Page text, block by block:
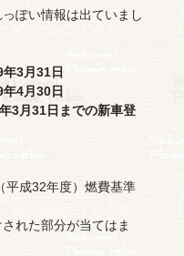
ぽい情報は出ていまし
3月31日
4月30日
3月31日までの新車登
平成32年度）燃費基準
れた部分が当てはま